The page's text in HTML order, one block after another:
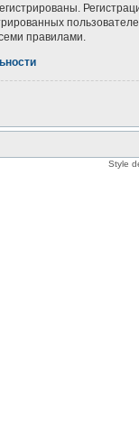
правилами.
Style